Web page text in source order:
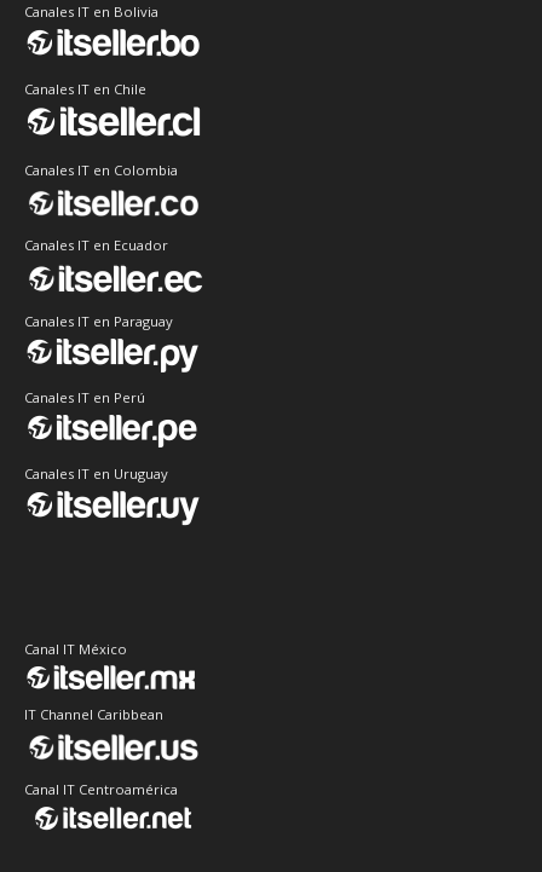
Canales IT en Bolivia
Canales IT en Chile
Canales IT en Colombia
Canales IT en Ecuador
Canales IT en Paraguay
Canales IT en Perú
Canales IT en Uruguay
Canal IT México
IT Channel Caribbean
Canal IT Centroamérica